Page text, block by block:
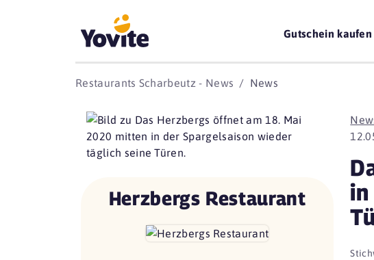
Gutschein
Restaurants Scharbeutz - News News
in
Herzbergs Restaurant